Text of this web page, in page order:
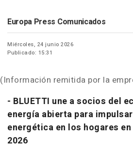
Europa Press Comunicados
Miércoles, 24 junio 2026
Publicado: 15:31
(Información remitida por la
- BLUETTI une a socios del
energía abierta para
energética en los hogares
2026